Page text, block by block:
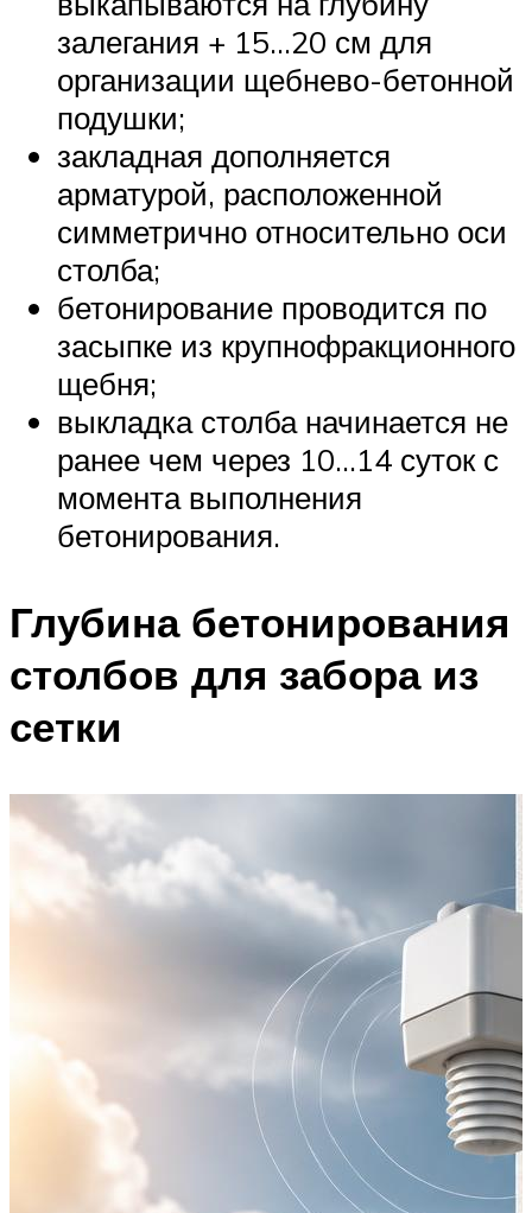
залегания + 15…20 см для
организации щебнево-бетонной
подушки;
закладная дополняется
арматурой, расположенной
симметрично относительно оси
столба;
бетонирование проводится по
засыпке из крупнофракционного
щебня;
выкладка столба начинается не
ранее чем через 10…14 суток с
момента выполнения
бетонирования.
Глубина бетонирования
столбов для забора из
сетки